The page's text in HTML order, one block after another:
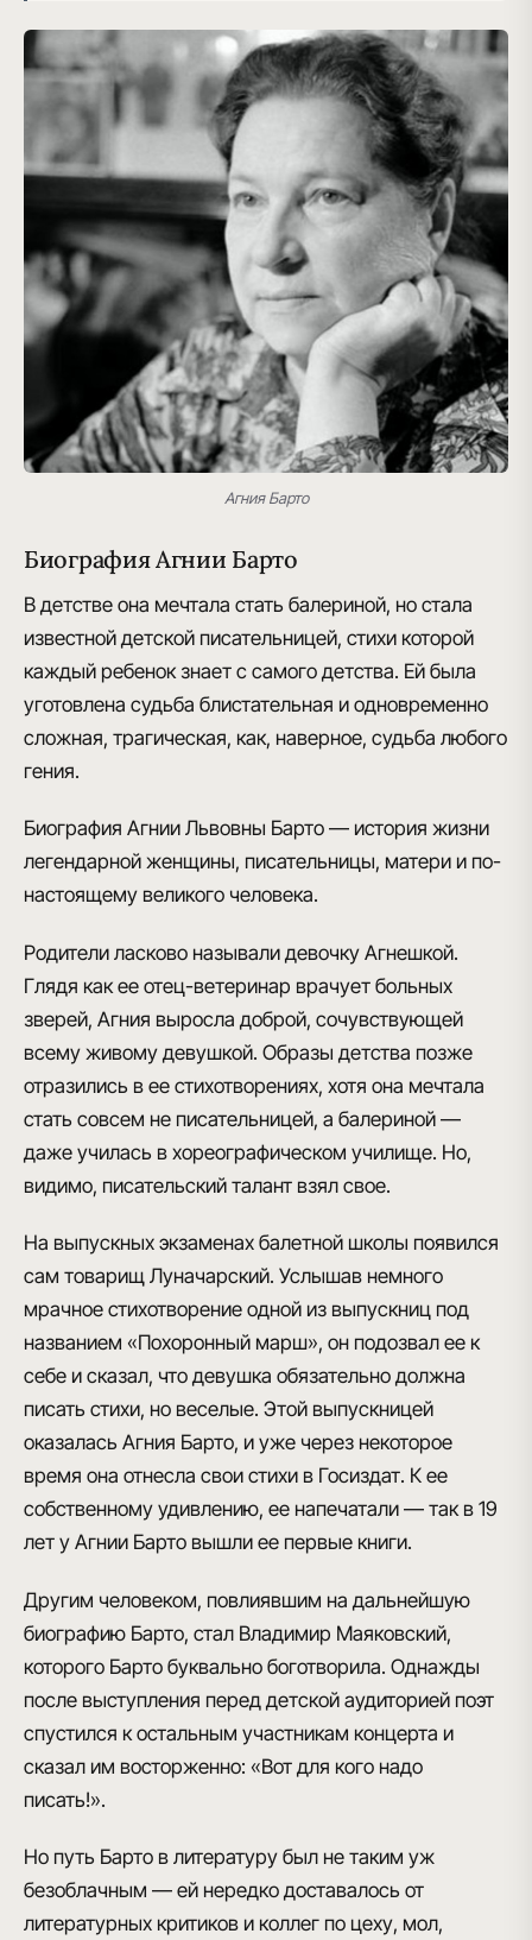
Агния Барто
Биография Агнии Барто
В детстве она мечтала стать балериной, но стала
известной детской писательницей, стихи которой
каждый ребенок знает с самого детства. Ей была
уготовлена судьба блистательная и одновременно
сложная, трагическая, как, наверное, судьба любого
гения.
Биография Агнии Львовны Барто — история жизни
легендарной женщины, писательницы, матери и по-
настоящему великого человека.
Родители ласково называли девочку Агнешкой.
Глядя как ее отец-ветеринар врачует больных
зверей, Агния выросла доброй, сочувствующей
всему живому девушкой. Образы детства позже
отразились в ее стихотворениях, хотя она мечтала
стать совсем не писательницей, а балериной —
даже училась в хореографическом училище. Но,
видимо, писательский талант взял свое.
На выпускных экзаменах балетной школы появился
сам товарищ Луначарский. Услышав немного
мрачное стихотворение одной из выпускниц под
названием «Похоронный марш», он подозвал ее к
себе и сказал, что девушка обязательно должна
писать стихи, но веселые. Этой выпускницей
оказалась Агния Барто, и уже через некоторое
время она отнесла свои стихи в Госиздат. К ее
собственному удивлению, ее напечатали — так в 19
лет у Агнии Барто вышли ее первые книги.
Другим человеком, повлиявшим на дальнейшую
биографию Барто, стал Владимир Маяковский,
которого Барто буквально боготворила. Однажды
после выступления перед детской аудиторией поэт
спустился к остальным участникам концерта и
сказал им восторженно: «Вот для кого надо
писать!».
Но путь Барто в литературу был не таким уж
безоблачным — ей нередко доставалось от
литературных критиков и коллег по цеху, мол,